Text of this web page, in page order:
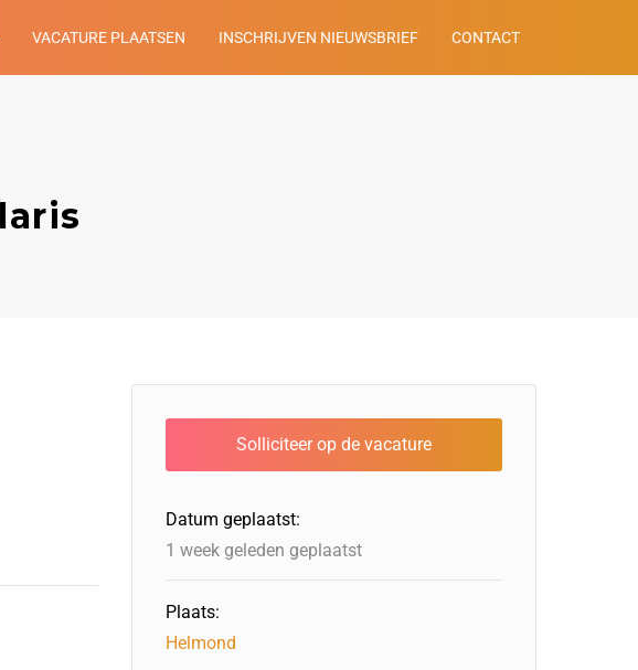
VACATURE PLAATSEN INSCHRIJVEN NIEUWSBRIEF CONTACT
Datum geplaatst:
1 week geleden geplaatst
Plaats:
Helmond